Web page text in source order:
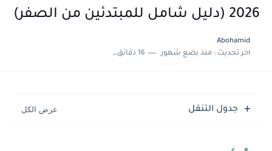
2026 (دليل شامل للمبتدئين من الصفر)
Abohamid
اخر تحديث :منذ بضع شهور 16 دقائق للقراءة
جدول التنقل